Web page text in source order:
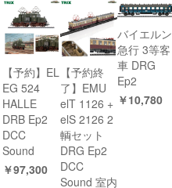
【予約】EL
EG 524
HALLE
DRB Ep2
DCC
Sound
￥97,300
【予約終
了】EMU
elT 1126 +
elS 2126 2
輌セット
DRG Ep2
DCC
Sound 室内
バイエルン
急行 3等客
車 DRG
Ep2
￥10,780